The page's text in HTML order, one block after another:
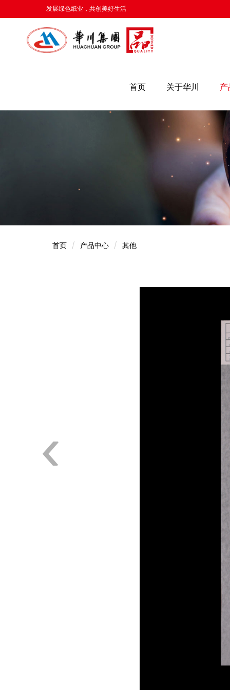
发展绿色纸业，共创美好生活
首页 关于华川
首页 产品中心 其他